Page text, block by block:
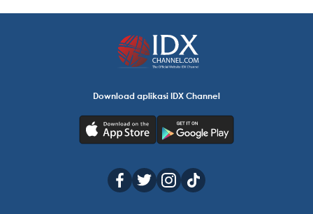
Download aplikasi IDX Channel